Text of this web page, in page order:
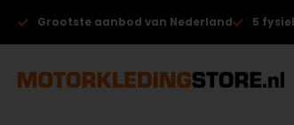
Grootste aanbod van Nederland 5